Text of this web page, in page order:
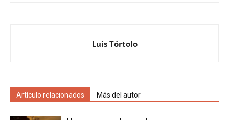
Luis Tórtolo
Artículo relacionados Más del autor